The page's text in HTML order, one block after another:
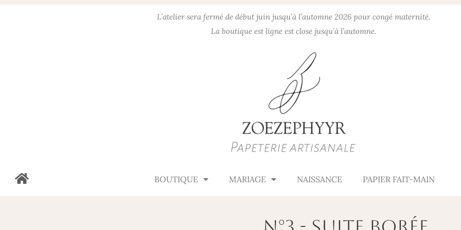
L’atelier sera fermé de début juin jusqu’à l’automne 2026 pour congé maternité.
La boutique est ligne est close jusqu’à l’automne.
BOUTIQUE MARIAGE NAISSANCE PAPIER FAIT-MAIN